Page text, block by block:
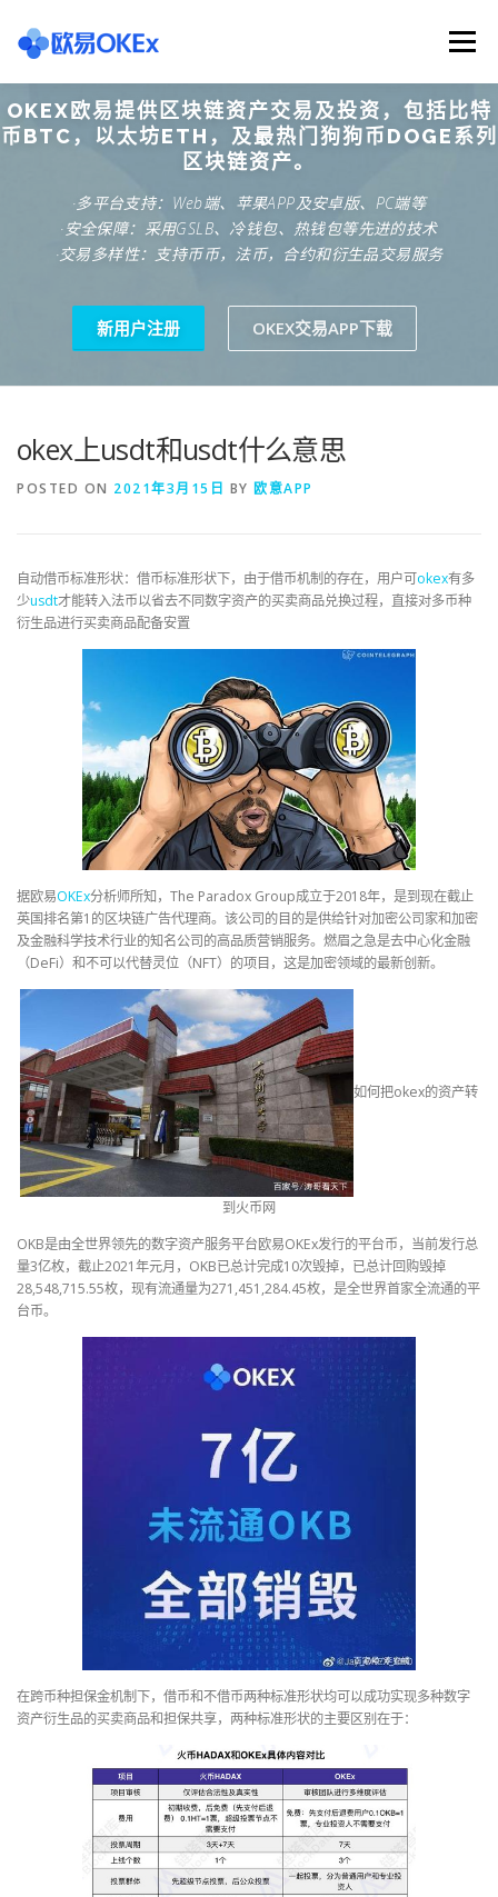
content
Menu
欧意交易所 关于欧意OKX 欧意APP下载
欧意注册网址 欧意交易下载 欧意团队
OKEX欧易提供区块链资产交易及投资，包括比特
币BTC，以太坊ETH，及最热门狗狗币DOGE系列
区块链资产。
·多平台支持：Web端、苹果APP及安卓版、PC端等
·安全保障：采用GSLB、冷钱包、热钱包等先进的技术
·交易多样性：支持币币，法币，合约和衍生品交易服务
新用户注册 OKEX交易APP下载
okex上usdt和usdt什么意思
POSTED ON 2021年3月15日 BY 欧意APP
自动借币标准形状：借币标准形状下，由于借币机制的存在，用户可okex有多
少usdt才能转入法币以省去不同数字资产的买卖商品兑换过程，直接对多币种
衍生品进行买卖商品配备安置
据欧易OKEx分析师所知，The Paradox Group成立于2018年，是到现在截止
英国排名第1的区块链广告代理商。该公司的目的是供给针对加密公司家和加密
及金融科学技术行业的知名公司的高品质营销服务。燃眉之急是去中心化金融
（DeFi）和不可以代替灵位（NFT）的项目，这是加密领域的最新创新。
如何把okex的资产转
到火币网
OKB是由全世界领先的数字资产服务平台欧易OKEx发行的平台币，当前发行总
量3亿枚，截止2021年元月，OKB已总计完成10次毁掉，已总计回购毁掉
28,548,715.55枚，现有流通量为271,451,284.45枚，是全世界首家全流通的平
台币。
在跨币种担保金机制下，借币和不借币两种标准形状均可以成功实现多种数字
资产衍生品的买卖商品和担保共享，两种标准形状的主要区别在于：